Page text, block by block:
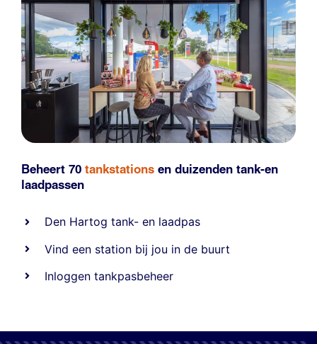
Beheert 70 tankstations en duizenden tank-en
laadpassen
Den Hartog tank- en laadpas
Vind een station bij jou in de buurt
Inloggen tankpasbeheer